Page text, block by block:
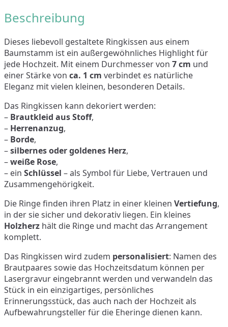
Beschreibung
Dieses liebevoll gestaltete Ringkissen aus einem
Baumstamm ist ein außergewöhnliches Highlight für
jede Hochzeit. Mit einem Durchmesser von 7 cm und
einer Stärke von ca. 1 cm verbindet es natürliche
Eleganz mit vielen kleinen, besonderen Details.
Das Ringkissen kann dekoriert werden:
– Brautkleid aus Stoff,
– Herrenanzug,
– Borde,
–silbernes oder goldenes Herz,
–weiße Rose,
– ein Schlüssel – als Symbol für Liebe, Vertrauen und
Zusammengehörigkeit.
Die Ringe finden ihren Platz in einer kleinen Vertiefung,
in der sie sicher und dekorativ liegen. Ein kleines
Holzherz hält die Ringe und macht das Arrangement
komplett.
Das Ringkissen wird zudem personalisiert: Namen des
Brautpaares sowie das Hochzeitsdatum können per
Lasergravur eingebrannt werden und verwandeln das
Stück in ein einzigartiges, persönliches
Erinnerungsstück, das auch nach der Hochzeit als
Aufbewahrungsteller für die Eheringe dienen kann.